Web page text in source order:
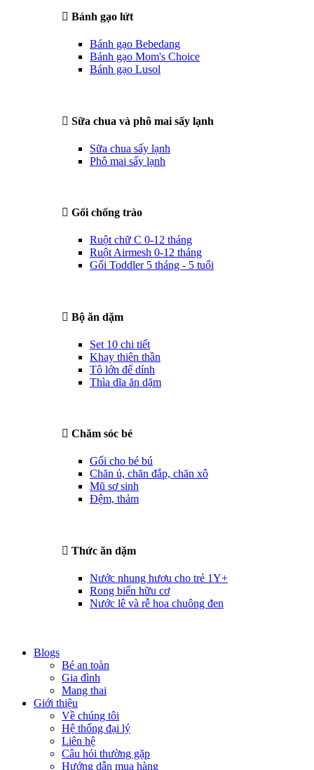
Bánh gạo lứt
Bánh gạo Bebedang
Bánh gạo Mom's Choice
Bánh gạo Lusol
Sữa chua và phô mai sấy lạnh
Sữa chua sấy lạnh
Phô mai sấy lạnh
Gối chống trào
Ruột chữ C 0-12 tháng
Ruột Airmesh 0-12 tháng
Gối Toddler 5 tháng - 5 tuổi
Bộ ăn dặm
Set 10 chi tiết
Khay thiên thần
Tô lớn đế dính
Thìa dĩa ăn dặm
Chăm sóc bé
Gối cho bé bú
Chăn ủ, chăn đắp, chăn xô
Mũ sơ sinh
Đệm, thảm
Thức ăn dặm
Nước nhung hươu cho trẻ 1Y+
Rong biển hữu cơ
Nước lê và rễ hoa chuông đen
Blogs
Bé an toàn
Gia đình
Mang thai
Giới thiệu
Về chúng tôi
Hệ thống đại lý
Liên hệ
Câu hỏi thường gặp
Hướng dẫn mua hàng